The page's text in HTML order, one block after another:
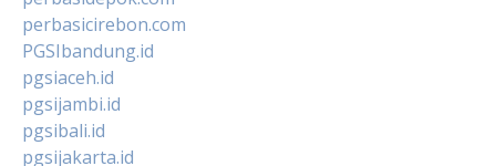
perbasicirebon.com
PGSIbandung.id
pgsiaceh.id
pgsijambi.id
pgsibali.id
pgsijakarta.id